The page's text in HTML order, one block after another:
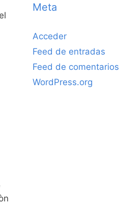
Meta
Acceder
Feed de entradas
Feed de comentarios
WordPress.org